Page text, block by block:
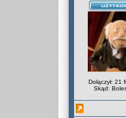
Dołączył: 21
Skąd: